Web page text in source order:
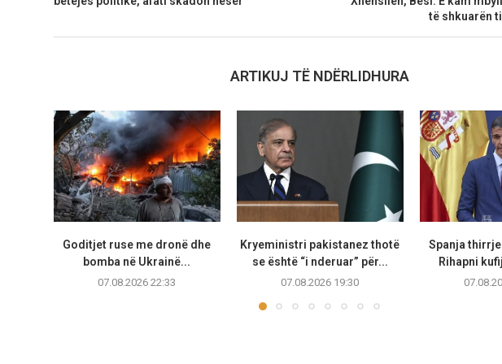
të shkuarën
ARTIKUJ TË NDËRLIDHURA
Goditjet ruse me dronë dhe
bomba në Ukrainë...
07.08.2026 22:33
Kryeministri pakistanez thotë
se është “i nderuar” për...
07.08.2026 19:30
Spanja
Rihapni